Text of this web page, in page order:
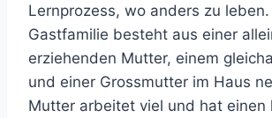
Lernprozess, wo anders zu leben.
Gastfamilie besteht aus einer
erziehenden Mutter, einem
und einer Grossmutter im Haus
Mutter arbeitet viel und hat einen